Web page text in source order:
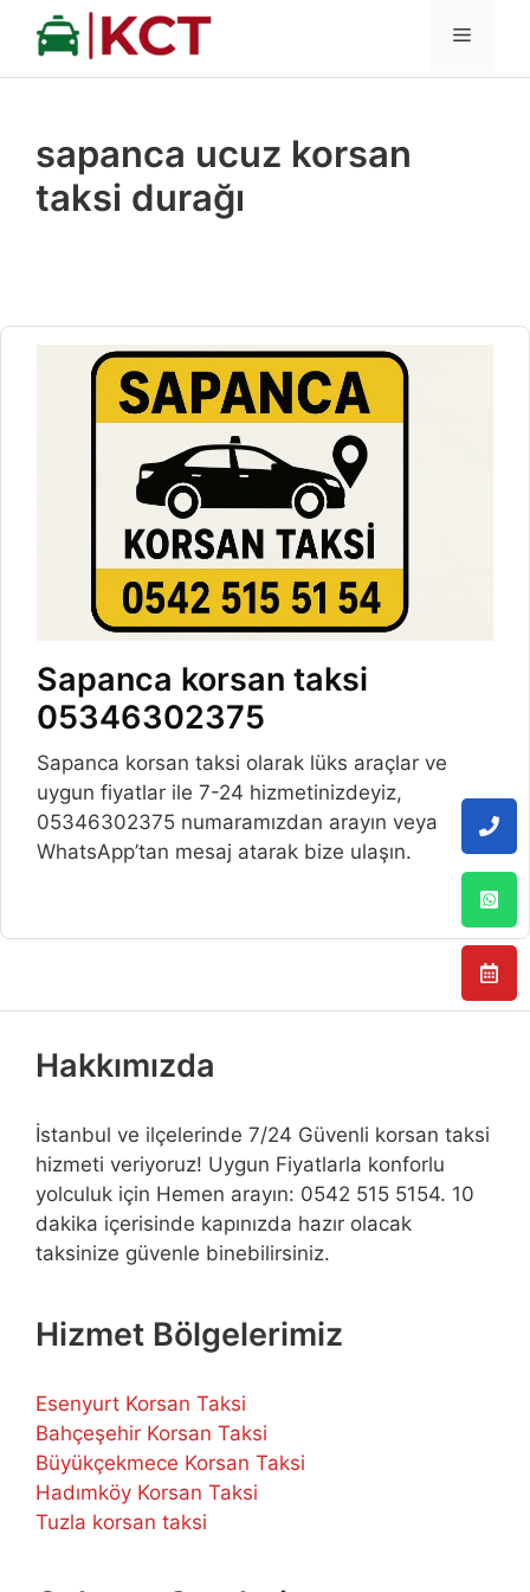
İçeriğe
MENÜ
sapanca ucuz korsan
taksi durağı
Sapanca korsan taksi
05346302375
Sapanca korsan taksi olarak lüks araçlar ve
uygun fiyatlar ile 7-24 hizmetinizdeyiz,
05346302375 numaramızdan arayın veya
WhatsApp’tan mesaj atarak bize ulaşın.
Hakkımızda
İstanbul ve ilçelerinde 7/24 Güvenli korsan taksi
hizmeti veriyoruz! Uygun Fiyatlarla konforlu
yolculuk için Hemen arayın: 0542 515 5154. 10
dakika içerisinde kapınızda hazır olacak
taksinize güvenle binebilirsiniz.
Hizmet Bölgelerimiz
Esenyurt Korsan Taksi
Bahçeşehir Korsan Taksi
Büyükçekmece Korsan Taksi
Hadımköy Korsan Taksi
Tuzla korsan taksi